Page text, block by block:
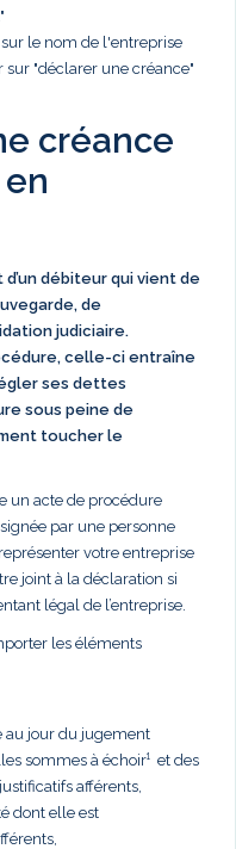
le nom de l'entreprise
"déclarer une créance"
créance
débiteur qui vient de
de
judiciaire.
celle-ci entraîne
ses dettes
sous peine de
toucher le
un acte de procédure
par une personne
votre entreprise
joint à la déclaration si
légal de l’entreprise.
les éléments
au jour du jugement
sommes à échoir¹ et des
afférents,
dont elle est